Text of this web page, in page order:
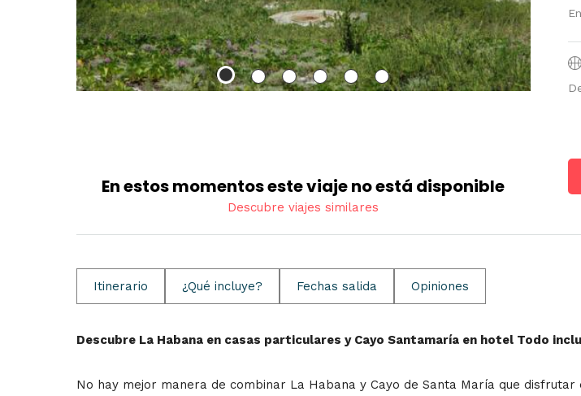
En estos momentos este viaje no está disponible
Descubre viajes similares
Itinerario ¿Qué incluye? Fechas salida Opiniones
Descubre La Habana en casas particulares y Cayo Santamaría en hotel Todo
No hay mejor manera de combinar La Habana y Cayo de Santa María que